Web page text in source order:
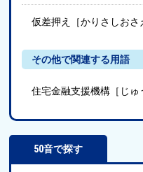
仮差押え［かりさしおさ
その他で関連する用語
住宅金融支援機構［じゅ
50音で探す